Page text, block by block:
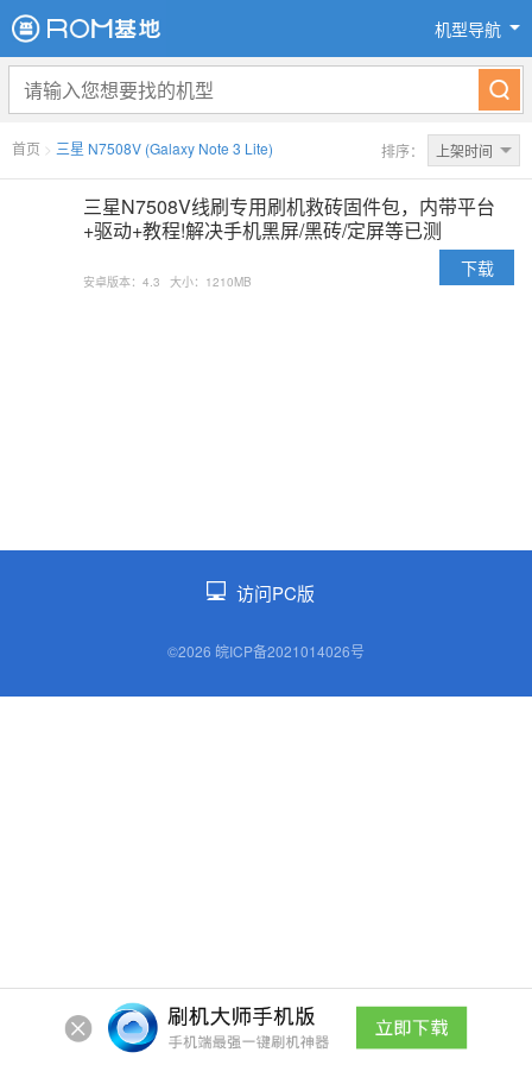
机型导航
首页 > 三星 N7508V (Galaxy Note 3 Lite) 排序： 上架时间
三星N7508V线刷专用刷机救砖固件包，内带平台
+驱动+教程!解决手机黑屏/黑砖/定屏等已测
安卓版本：4.3 大小：1210MB
下载
访问PC版
©2026 皖ICP备2021014026号